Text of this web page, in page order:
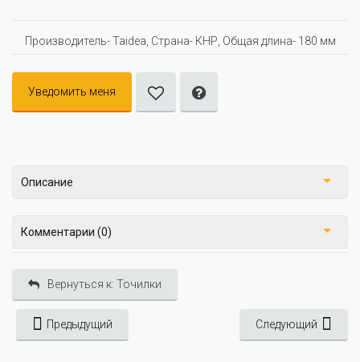
Производитель- Taidea, Страна- КНР, Oбщая длина- 180 мм
Уведомить меня
Описание
Комментарии (0)
Вернуться к: Точилки
Предыдущий Следующий